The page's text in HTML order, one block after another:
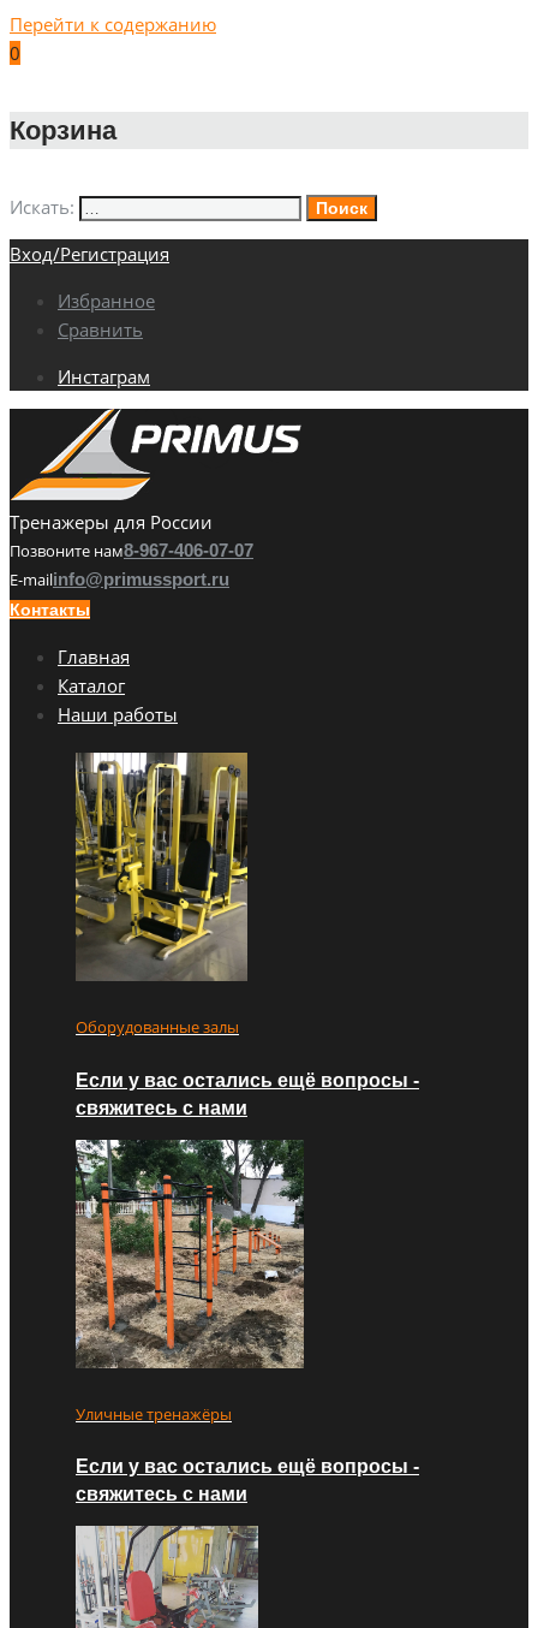
Перейти к содержанию
0
Корзина
Искать: Поиск
Вход/Регистрация
Избранное
Сравнить
Инстаграм
Тренажеры для России
Позвоните нам8-967-406-07-07
E-mailinfo@primussport.ru
Контакты
Главная
Каталог
Наши работы
Оборудованные залы
Если у вас остались ещё вопросы -
свяжитесь с нами
Уличные тренажёры
Если у вас остались ещё вопросы -
свяжитесь с нами